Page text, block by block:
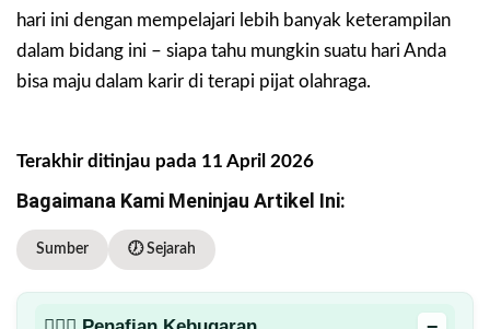
hari ini dengan mempelajari lebih banyak keterampilan
dalam bidang ini – siapa tahu mungkin suatu hari Anda
bisa maju dalam karir di terapi pijat olahraga.
Terakhir ditinjau pada 11 April 2026
Bagaimana Kami Meninjau Artikel Ini:
Sumber 🕖 Sejarah